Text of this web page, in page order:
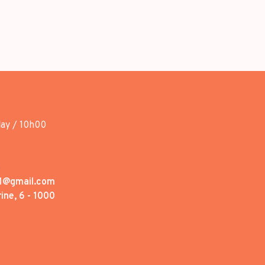
/ 10h00
6 - 1000